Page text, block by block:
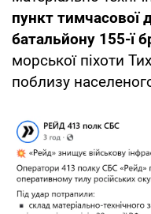
пункт тимчасової
батальйону 155-ї
морської піхоти
поблизу